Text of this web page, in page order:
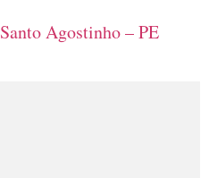
Agostinho – PE